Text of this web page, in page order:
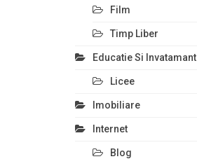
Film
Timp Liber
Educatie Si Invatamant
Licee
Imobiliare
Internet
Blog